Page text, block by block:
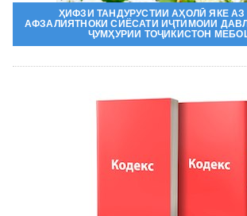
ҲИФЗИ ТАНДУРУСТИИ АҲОЛӢ ЯКЕ
АФЗАЛИЯТНОКИ СИЁСАТИ ИҶТИМОИИ
ҶУМҲУРИИ ТОҶИКИСТОН